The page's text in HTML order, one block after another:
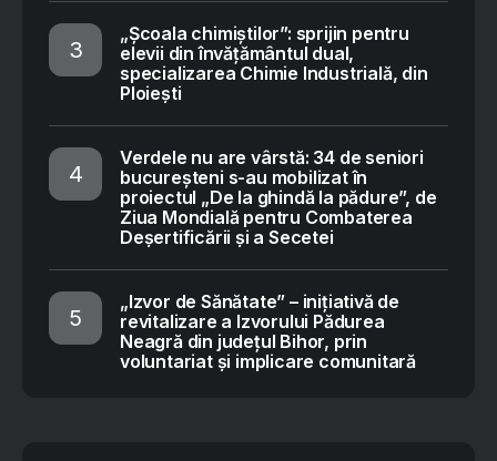
„Școala chimiștilor”: sprijin pentru
elevii din învățământul dual,
specializarea Chimie Industrială, din
Ploiești
Verdele nu are vârstă: 34 de seniori
bucureșteni s-au mobilizat în
proiectul „De la ghindă la pădure”, de
Ziua Mondială pentru Combaterea
Deșertificării și a Secetei
„Izvor de Sănătate” – inițiativă de
revitalizare a Izvorului Pădurea
Neagră din județul Bihor, prin
voluntariat și implicare comunitară